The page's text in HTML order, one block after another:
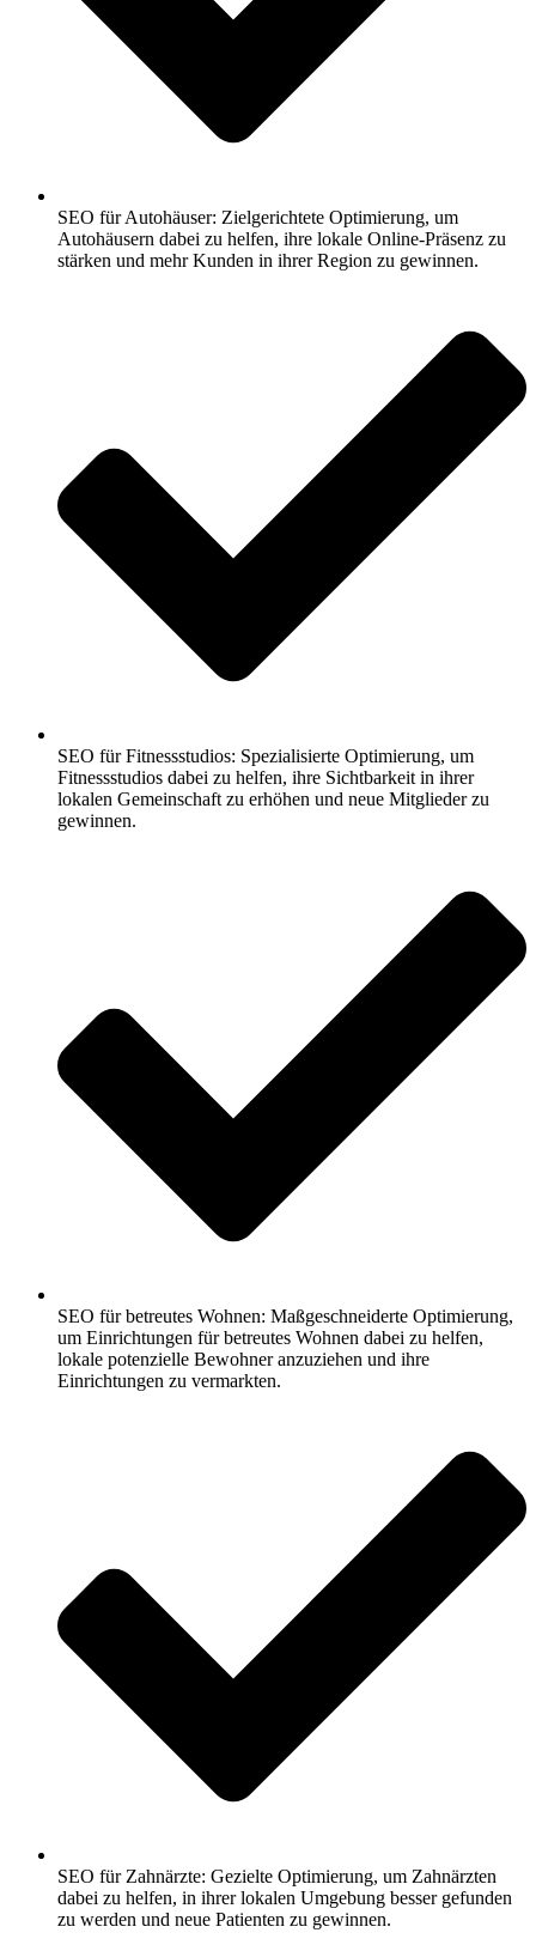
SEO für Autohäuser: Zielgerichtete Optimierung, um
Autohäusern dabei zu helfen, ihre lokale Online-Präsenz zu
stärken und mehr Kunden in ihrer Region zu gewinnen.
SEO für Fitnessstudios: Spezialisierte Optimierung, um
Fitnessstudios dabei zu helfen, ihre Sichtbarkeit in ihrer
lokalen Gemeinschaft zu erhöhen und neue Mitglieder zu
gewinnen.
SEO für betreutes Wohnen: Maßgeschneiderte Optimierung,
um Einrichtungen für betreutes Wohnen dabei zu helfen,
lokale potenzielle Bewohner anzuziehen und ihre
Einrichtungen zu vermarkten.
SEO für Zahnärzte: Gezielte Optimierung, um Zahnärzten
dabei zu helfen, in ihrer lokalen Umgebung besser gefunden
zu werden und neue Patienten zu gewinnen.